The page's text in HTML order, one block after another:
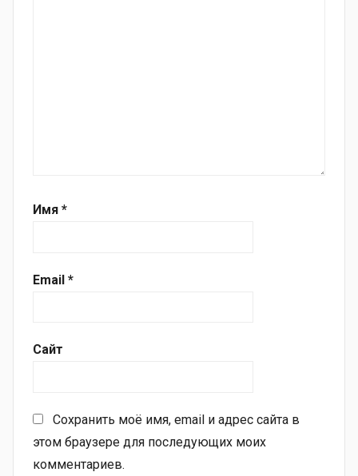
Имя *
Email *
Сайт
Сохранить моё имя, email и адрес сайта в
этом браузере для последующих моих
комментариев.